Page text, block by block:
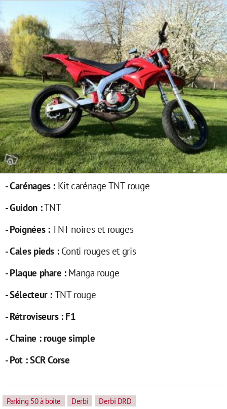
- Carénages : Kit carénage TNT rouge
- Guidon :TNT
- Poignées :TNT noires et rouges
- Cales pieds : Conti rouges et gris
- Plaque phare : Manga rouge
- Sélecteur : TNT rouge
- Rétroviseurs : F1
- Chaine : rouge simple
- Pot :SCR Corse
Parking 50 à boite Derbi
Derbi DRD